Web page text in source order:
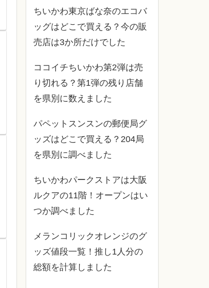
ちいかわ東京ばな奈のエコバ
ッグはどこで買える？今の販
売店は3か所だけでした
ココイチちいかわ第2弾は売
り切れる？第1弾の残り店舗
を県別に数えました
パペットスンスンの郵便局グ
ッズはどこで買える？204局
を県別に調べました
ちいかわパークストアは大阪
ルクアの11階！オープンはい
つか調べました
メランコリックオレンジのグ
ッズ値段一覧！推し1人分の
総額を計算しました